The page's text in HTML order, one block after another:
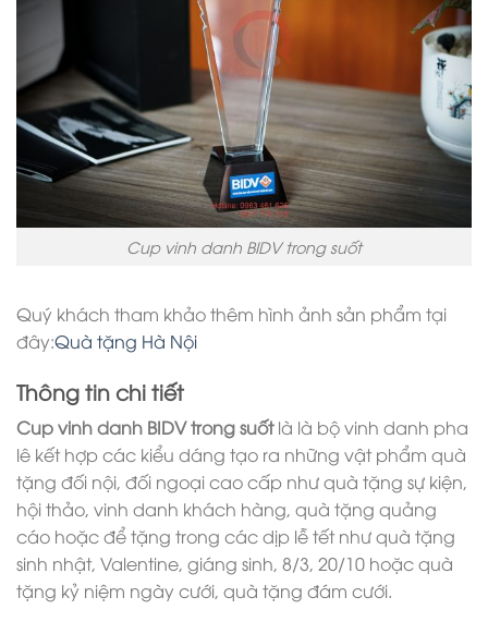
Cup vinh danh BIDV trong suốt
Quý khách tham khảo thêm hình ảnh sản phẩm tại
đây:Quà tặng Hà Nội
Thông tin chi tiết
Cup vinh danh BIDV trong suốtlà là bộ vinh danh pha
lê kết hợp các kiểu dáng tạo ra những vật phẩm quà
tặng đối nội, đối ngoại cao cấp như quà tặng sự kiện,
hội thảo, vinh danh khách hàng, quà tặng quảng
cáo hoặc để tặng trong các dịp lễ tết như quà tặng
sinh nhật, Valentine, giáng sinh, 8/3, 20/10 hoặc quà
tặng kỷ niệm ngày cưới, quà tặng đám cưới.